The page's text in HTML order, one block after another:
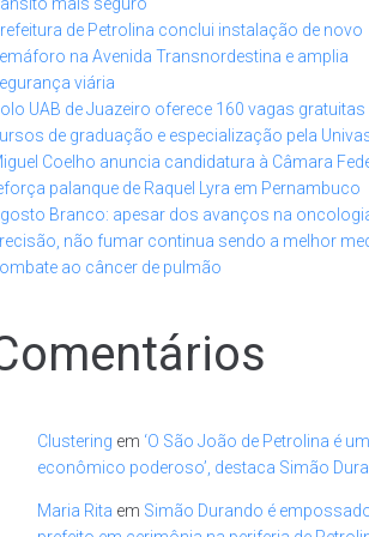
mais seguro
de Petrolina conclui instalação de novo
na Avenida Transnordestina e amplia
viária
UAB de Juazeiro oferece 160 vagas gratuitas
de graduação e especialização pela
Coelho anuncia candidatura à Câmara
palanque de Raquel Lyra em Pernambuco
Branco: apesar dos avanços na
não fumar continua sendo a melhor
ao câncer de pulmão
Clustering em ‘O São João de Petrolina é
econômico poderoso’, destaca Simão
Maria Rita em Simão Durando é